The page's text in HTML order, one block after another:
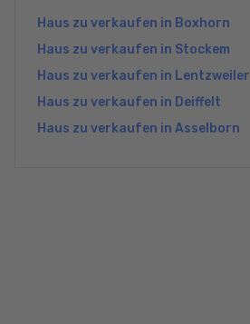
Haus zu verkaufen in Boxhorn
Haus zu verkaufen in Stockem
Haus zu verkaufen in Lentzweiler
Haus zu verkaufen in Deiffelt
Haus zu verkaufen in Asselborn